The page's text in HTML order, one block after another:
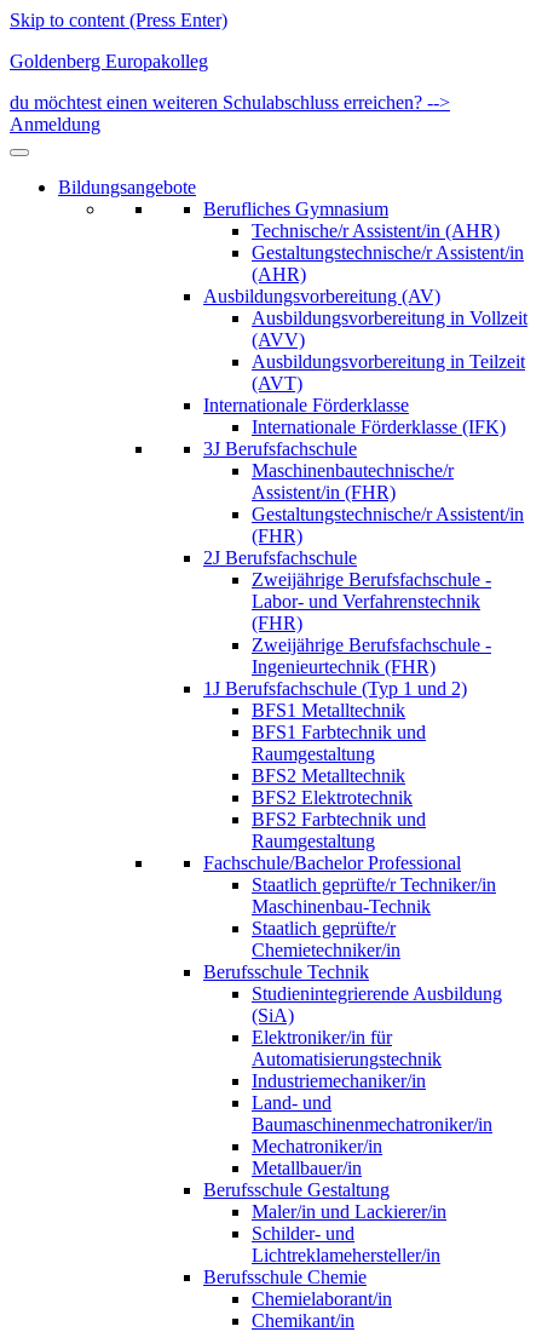
Skip to content (Press Enter)
Goldenberg Europakolleg
du möchtest einen weiteren Schulabschluss erreichen? -->
Anmeldung
Bildungsangebote
Berufliches Gymnasium
Technische/r Assistent/in (AHR)
Gestaltungstechnische/r Assistent/in
(AHR)
Ausbildungsvorbereitung (AV)
Ausbildungsvorbereitung in Vollzeit
(AVV)
Ausbildungsvorbereitung in Teilzeit
(AVT)
Internationale Förderklasse
Internationale Förderklasse (IFK)
3J Berufsfachschule
Maschinenbautechnische/r
Assistent/in (FHR)
Gestaltungstechnische/r Assistent/in
(FHR)
2J Berufsfachschule
Zweijährige Berufsfachschule -
Labor- und Verfahrenstechnik
(FHR)
Zweijährige Berufsfachschule -
Ingenieurtechnik (FHR)
1J Berufsfachschule (Typ 1 und 2)
BFS1 Metalltechnik
BFS1 Farbtechnik und
Raumgestaltung
BFS2 Metalltechnik
BFS2 Elektrotechnik
BFS2 Farbtechnik und
Raumgestaltung
Fachschule/Bachelor Professional
Staatlich geprüfte/r Techniker/in
Maschinenbau-Technik
Staatlich geprüfte/r
Chemietechniker/in
Berufsschule Technik
Studienintegrierende Ausbildung
(SiA)
Elektroniker/in für
Automatisierungstechnik
Industriemechaniker/in
Land- und
Baumaschinenmechatroniker/in
Mechatroniker/in
Metallbauer/in
Berufsschule Gestaltung
Maler/in und Lackierer/in
Schilder- und
Lichtreklamehersteller/in
Berufsschule Chemie
Chemielaborant/in
Chemikant/in